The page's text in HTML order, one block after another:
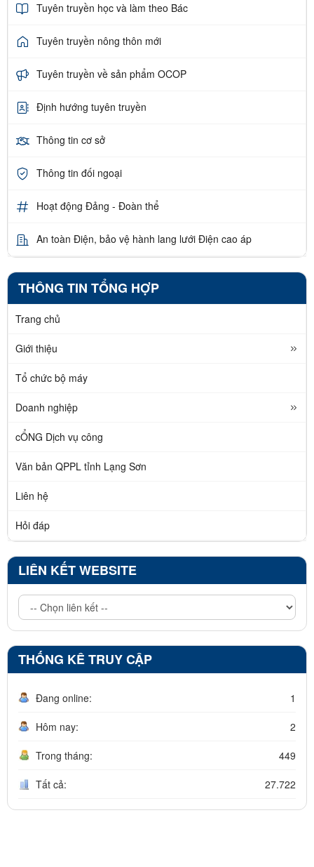
Tuyên truyền học và làm theo Bác
Tuyên truyền nông thôn mới
Tuyên truyền về sản phẩm OCOP
Định hướng tuyên truyền
Thông tin cơ sở
Thông tin đối ngoại
Hoạt động Đảng - Đoàn thể
An toàn Điện, bảo vệ hành lang lưới Điện cao áp
THÔNG TIN TỔNG HỢP
Trang chủ
Giới thiệu
Tổ chức bộ máy
Doanh nghiệp
cỔNG Dịch vụ công
Văn bản QPPL tỉnh Lạng Sơn
Liên hệ
Hỏi đáp
LIÊN KẾT WEBSITE
THỐNG KÊ TRUY CẬP
Đang online: 1
Hôm nay: 2
Trong tháng: 449
Tất cả: 27.722